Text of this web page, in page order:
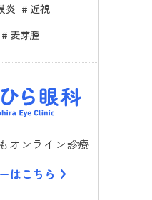
炎
近視
麦芽腫
てのひら
オンライン診療
はこちら